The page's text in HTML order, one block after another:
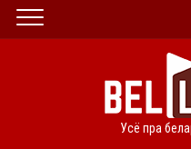
Усё пра